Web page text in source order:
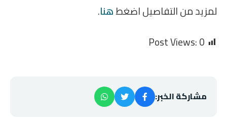
لمزيد من التفاصيل اضغطهنا.
Post Views:0
مشاركة الخبر: